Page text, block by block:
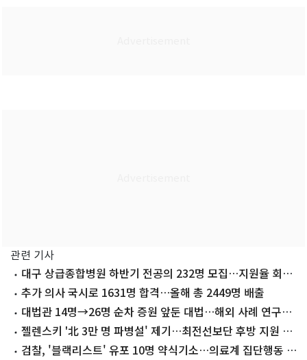
관련 기사
대구 상급종합병원 하반기 전공의 232명 모집…지원율 회복
세 이어질까
추가 의사 국시로 1631명 합격…올해 총 2449명 배출
대법관 14명→26명 순차 증원 앞둔 대법…해외 사례 연구한
다 젤렌스키 '北 3만 명 파병설' 제기…최전선보단 후방 지원 가
능성검찰, '블랙리스트' 유포 10명 약식기소…의료계 집단행동 수